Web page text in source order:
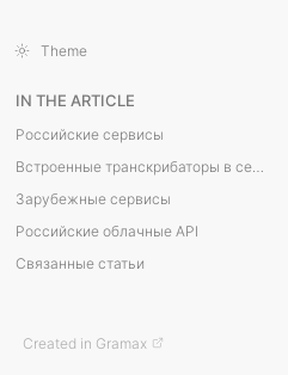
Theme
IN THE ARTICLE
Российские сервисы
Зарубежные сервисы
Российские облачные API
Связанные статьи
Created in Gramax